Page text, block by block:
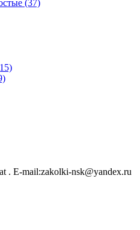
(37)
. E-mail:zakolki-nsk@yandex.ru